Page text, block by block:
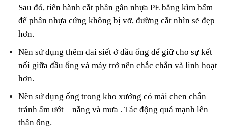
Sau đó, tiến hành cắt phần gân nhựa PE bằng kìm bấm
để phân nhựa cứng không bị vỡ, đường cắt nhìn sẽ đẹp
hơn.
Nên sử dụng thêm đai siết ở đầu ống để giữ cho sự kết
nối giữa đầu ống và máy trở nên chắc chắn và linh hoạt
hơn.
Nên sử dụng ống trong kho xưởng có mái chen chắn –
tránh ẩm ướt – nắng và mưa . Tác động quá mạnh lên
thân ống.